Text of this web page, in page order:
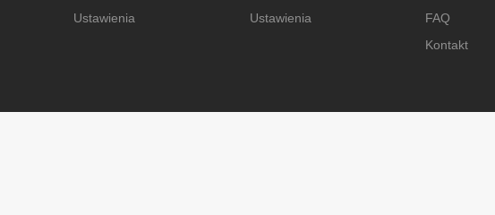
Ustawienia
Ustawienia
FAQ
Kontakt